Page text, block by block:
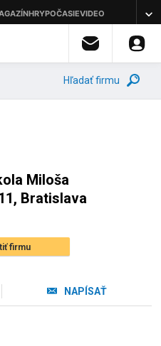
Hľadať firmu
Miloša
Bratislava
firmu
NAPÍSAŤ